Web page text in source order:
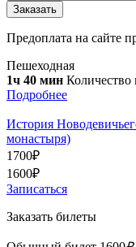
Предоплата на сайте
Пешеходная
1ч 40 мин Количество
Подробнее
История
монастыря)
1700₽
1600₽
Записаться
Заказать билеты